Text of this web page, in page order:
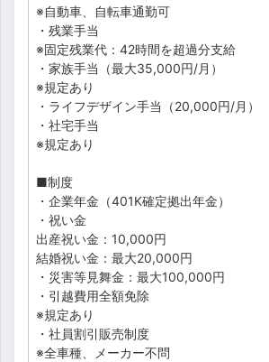
※自動車、自転車通勤可
・残業手当
※固定残業代：42時間を超過分支給
・家族手当（最大35,000円/月）
※規定あり
・ライフデザイン手当（20,000円/月）
・社宅手当
※規定あり
■制度
・企業年金（401K確定拠出年金）
・祝い金
出産祝い金：10,000円
結婚祝い金：最大20,000円
・災害等見舞金：最大100,000円
・引越費用全額免除
※規定あり
・社員割引販売制度
※全車種、メーカー不問